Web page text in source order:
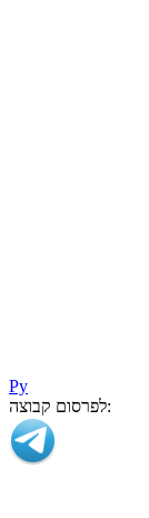
Ру
לפרסום קבוצה: